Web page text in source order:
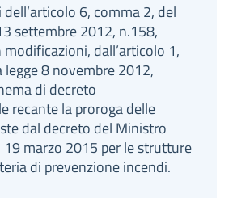
dell’articolo 6, comma 2, del
settembre 2012, n.158,
dall’articolo 1,
legge 8 novembre 2012,
di decreto
recante la proroga delle
dal decreto del Ministro
19 marzo 2015 per le strutture
di prevenzione incendi.